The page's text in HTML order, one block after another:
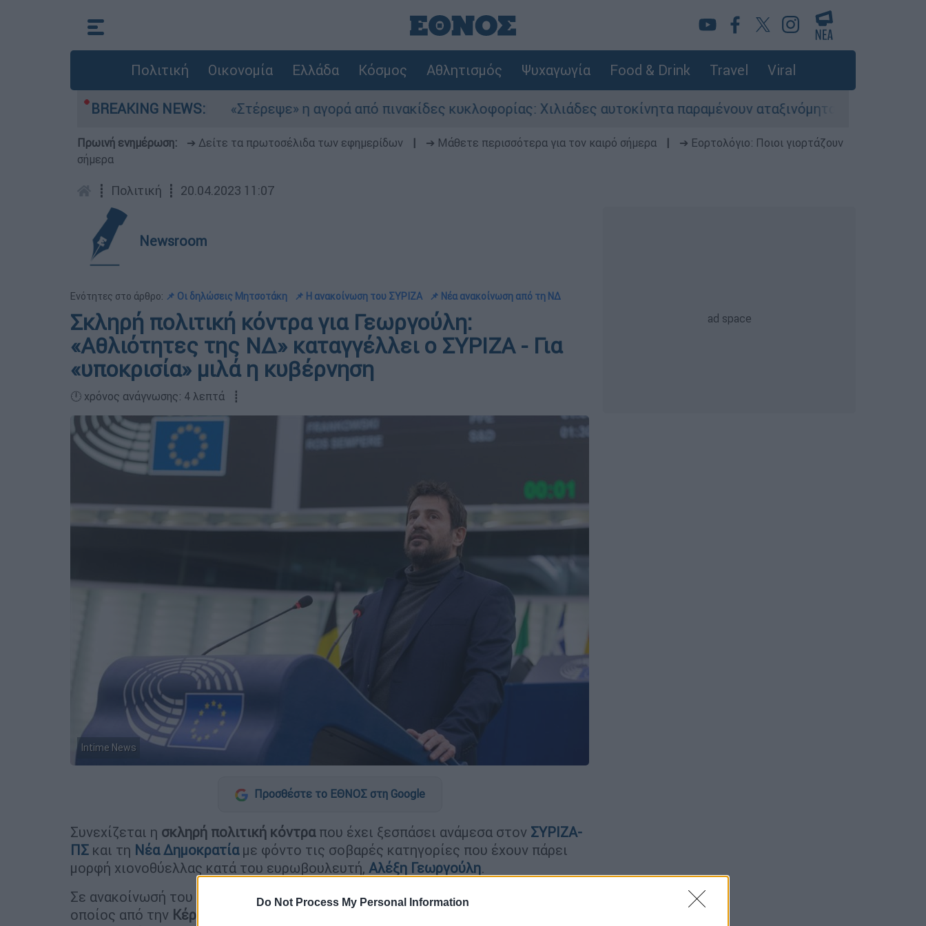
Do Not Process My Personal Information
Πολιτική Οικονομία Ελλάδα Κόσμος Αθλητισμός Ψυχαγωγία Food & Drink Travel Viral
BREAKING NEWS:
στο Αιγαίο «Στέρεψε» η αγορά από πινακίδες κυκλοφορίας: Χιλιάδες αυτοκίνητα παραμένουν αταξινόμητα - Λύση αναζητά το
Πρωινή ενημέρωση: ➔ Δείτε τα πρωτοσέλιδα των εφημερίδων ➔ Μάθετε περισσότερα για τον καιρό σήμερα
➔ Εορτολόγιο: Ποιοι γιορτάζουν
σήμερα
┋ Πολιτική ┋ 20.04.2023 11:07
Newsroom
Ενότητες στο άρθρο: 📌 Οι δηλώσεις Μητσοτάκη 📌 Η ανακοίνωση του ΣΥΡΙΖΑ 📌 Νέα ανακοίνωση από τη ΝΔ
Σκληρή πολιτική κόντρα για Γεωργούλη:
«Αθλιότητες της ΝΔ» καταγγέλλει ο ΣΥΡΙΖΑ - Για
«υποκρισία» μιλά η κυβέρνηση
🕛 χρόνος ανάγνωσης: 4 λεπτά ┋
Intime News
Προσθέστε το ΕΘΝΟΣ στη Google
Συνεχίζεται η σκληρή πολιτική κόντραπου έχει ξεσπάσει ανάμεσα στον ΣΥΡΙΖΑ-
ΠΣ και τη Νέα Δημοκρατίαμε φόντο τις σοβαρές κατηγορίες που έχουν πάρει
μορφή χιονοθύελλας κατά του ευρωβουλευτή, Αλέξη Γεωργούλη.
Σε ανακοίνωσή του ο ΣΥΡΙΖΑ απαντά στηΝΔκαι τον Κυριάκο Μητσοτάκη,
οποίος από την Κέρκυρα